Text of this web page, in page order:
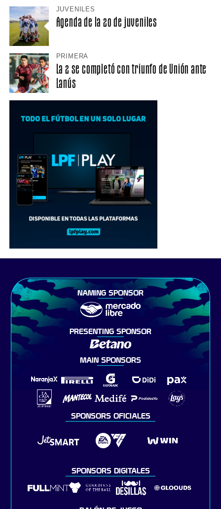
JUVENILES
Agenda de la 20 de juveniles
PRIMERA
La 2 se completó con triunfo de Unión ante
Lanús
NAMING SPONSOR
PRESENTING SPONSOR
MAIN SPONSORS
SPONSORS OFICIALES
SPONSORS DIGITALES